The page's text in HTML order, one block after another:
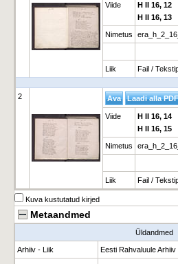
Viide
H II 16, 12
H II 16, 13
Nimetus
Liik Fail /
2
Viide
H II 16, 14
H II 16, 15
Nimetus
Liik Fail /
Kuva kustutatud kirjed
Metaandmed
Üldandmed
Arhiiv - Liik Eesti Rahvaluule